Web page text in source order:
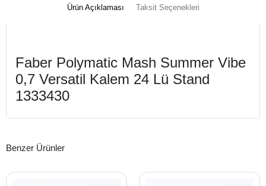
Ürün Açıklaması Taksit Seçenekleri
Faber Polymatic Mash Summer Vibe
0,7 Versatil Kalem 24 Lü Stand
1333430
Benzer Ürünler